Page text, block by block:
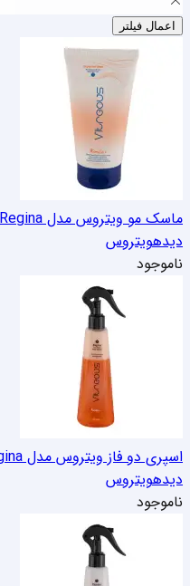
اعمال فیلتر
دیدهویتروس
ناموجود
دیدهویتروس
ناموجود